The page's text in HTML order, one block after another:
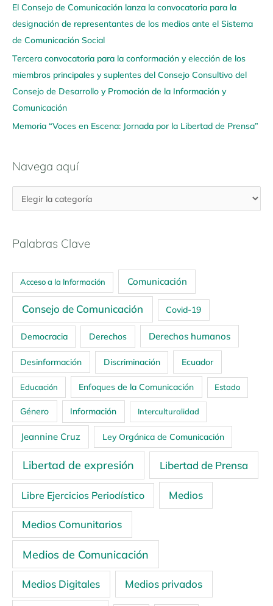
El Consejo de Comunicación lanza la convocatoria para la
designación de representantes de los medios ante el Sistema
de Comunicación Social
Tercera convocatoria para la conformación y elección de los
miembros principales y suplentes del Consejo Consultivo del
Consejo de Desarrollo y Promoción de la Información y
Comunicación
Memoria “Voces en Escena: Jornada por la Libertad de Prensa”
Navega aquí
q
u
í
Palabras Clave
Acceso a la Información Comunicación
Consejo de Comunicación Covid-19
Democracia Derechos Derechos humanos
Desinformación Discriminación Ecuador
Educación Enfoques de la Comunicación Estado
Género Información Interculturalidad
Jeannine Cruz Ley Orgánica de Comunicación
Libertad de expresión Libertad de Prensa
Libre Ejercicios Periodístico Medios
Medios Comunitarios
Medios de Comunicación
Medios Digitales Medios privados